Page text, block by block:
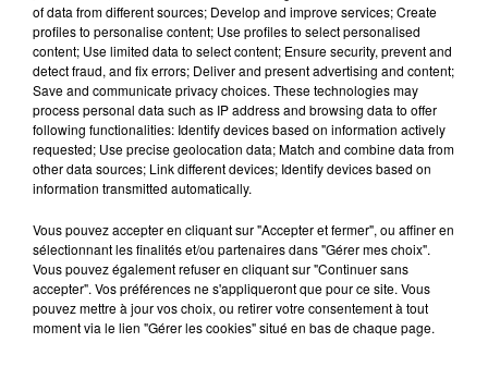
of data from different sources; Develop and improve services; Create
profiles to personalise content; Use profiles to select personalised
content; Use limited data to select content; Ensure security, prevent and
detect fraud, and fix errors; Deliver and present advertising and content;
Save and communicate privacy choices. These technologies may
process personal data such as IP address and browsing data to offer
following functionalities: Identify devices based on information actively
requested; Use precise geolocation data; Match and combine data from
other data sources; Link different devices; Identify devices based on
information transmitted automatically.
Vous pouvez accepter en cliquant sur "Accepter et fermer", ou affiner en
sélectionnant les finalités et/ou partenaires dans "Gérer mes choix".
Vous pouvez également refuser en cliquant sur "Continuer sans
accepter". Vos préférences ne s'appliqueront que pour ce site. Vous
pouvez mettre à jour vos choix, ou retirer votre consentement à tout
moment via le lien "Gérer les cookies" situé en bas de chaque page.